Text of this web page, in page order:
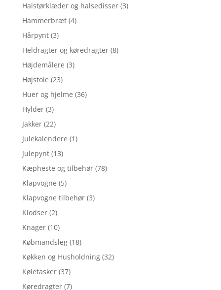
Halstørklæder og halsedisser (3)
Hammerbræt (4)
Hårpynt (3)
Heldragter og køredragter (8)
Højdemålere (3)
Højstole (23)
Huer og hjelme (36)
Hylder (3)
Jakker (22)
Julekalendere (1)
Julepynt (13)
Kæpheste og tilbehør (78)
Klapvogne (5)
Klapvogne tilbehør (3)
Klodser (2)
Knager (10)
Købmandsleg (18)
Køkken og Husholdning (32)
Køletasker (37)
Køredragter (7)